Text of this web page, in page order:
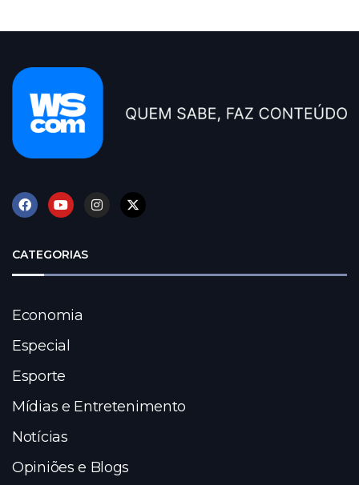
CATEGORIAS
Economia
Especial
Esporte
Mídias e Entretenimento
Notícias
Opiniões e Blogs